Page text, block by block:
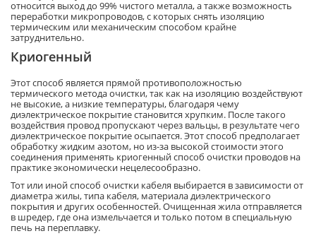
относится выход до 99% чистого металла, а также возможность
переработки микропроводов, с которых снять изоляцию
термическим или механическим способом крайне
затруднительно.
Криогенный
Этот способ является прямой противоположностью
термического метода очистки, так как на изоляцию воздействуют
не высокие, а низкие температуры, благодаря чему
диэлектрическое покрытие становится хрупким. После такого
воздействия провод пропускают через вальцы, в результате чего
диэлектрическое покрытие осыпается. Этот способ предполагает
обработку жидким азотом, но из-за высокой стоимости этого
соединения применять криогенный способ очистки проводов на
практике экономически нецелесообразно.
Тот или иной способ очистки кабеля выбирается в зависимости от
диаметра жилы, типа кабеля, материала диэлектрического
покрытия и других особенностей. Очищенная жила отправляется
в шредер, где она измельчается и только потом в специальную
печь на переплавку.